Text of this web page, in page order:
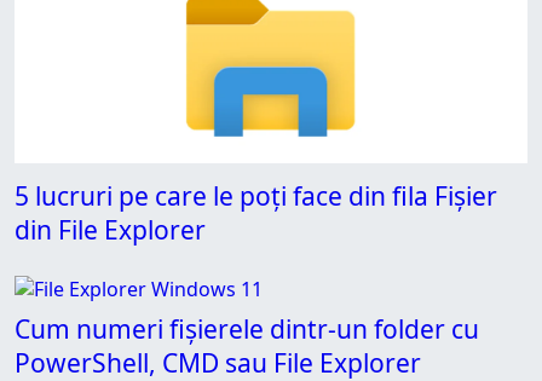
5 lucruri pe care le poți face din fila Fișier
din File Explorer
Cum numeri fișierele dintr-un folder cu
PowerShell, CMD sau File Explorer